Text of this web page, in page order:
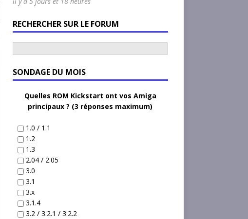
RECHERCHER SUR LE FORUM
SONDAGE DU MOIS
Quelles ROM Kickstart ont vos Amiga
principaux ? (3 réponses maximum)
1.0 / 1.1
1.2
1.3
2.04 / 2.05
3.0
3.1
3.x
3.1.4
3.2 / 3.2.1 / 3.2.2